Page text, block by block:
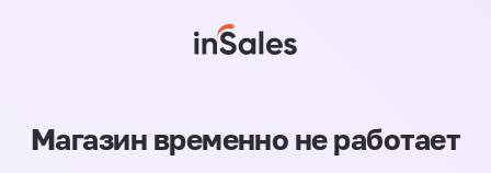
Магазин временно не работает